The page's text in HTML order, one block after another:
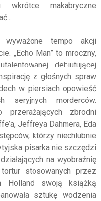
makabryczne
wyważone tempo akcji
„Echo Man” to mroczny,
debiutującej
z głośnych spraw
w piersiach opowieść
seryjnych morderców.
zbrodni
Jeffreya Dahmera, Eda
którzy niechlubnie
pisarka nie szczędzi
na wyobraźnię
stosowanych przez
Holland swoją książką
sztukę wodzenia